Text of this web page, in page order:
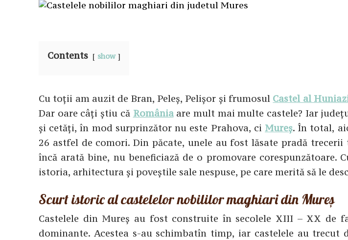
Contents show
Cu toții am auzit de Bran, Peleș, Pelișor și frumosul Castel al
Dar oare câți știu că Româniaare mult mai multe castele? Iar
și cetăți, în mod surprinzător nu este Prahova, ci Mureș. În total,
26 astfel de comori. Din păcate, unele au fost lăsate pradă
încă arată bine, nu beneficiază de o promovare corespunzătoare.
istoria, arhitectura și poveștile sale nespuse, pe care merită să le
Scurt istoric al castelelor nobililor maghiari din Mureș
Castelele din Mureș au fost construite în secolele XIII – XX de
dominante. Acestea s-au schimbatîn timp, iar castelele au